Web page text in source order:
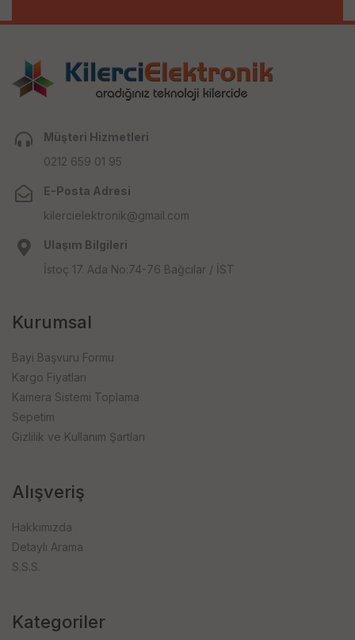
Müşteri Hizmetleri
0212 659 01 95
E-Posta Adresi
kilercielektronik@gmail.com
Ulaşım Bilgileri
İstoç 17. Ada No:74-76 Bağcılar / İST
Kurumsal
Bayi Başvuru Formu
Kargo Fiyatları
Kamera Sistemi Toplama
Sepetim
Gizlilik ve Kullanım Şartları
Alışveriş
Hakkımızda
Detaylı Arama
S.S.S.
Kategoriler